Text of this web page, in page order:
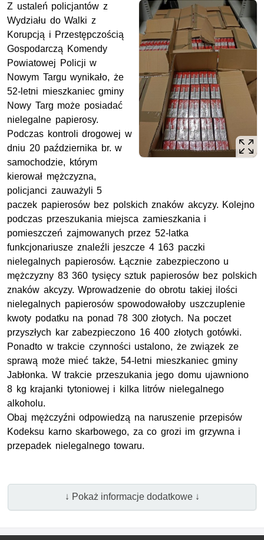
Z ustaleń policjantów z
Wydziału do Walki z
Korupcją i Przestępczością
Gospodarczą Komendy
Powiatowej Policji w
Nowym Targu wynikało, że
52-letni mieszkaniec gminy
Nowy Targ może posiadać
nielegalne papierosy.
Podczas kontroli drogowej w
dniu 20 października br. w
samochodzie, którym
kierował mężczyzna,
policjanci zauważyli 5
paczek papierosów bez polskich znaków akcyzy. Kolejno
podczas przeszukania miejsca zamieszkania i
pomieszczeń zajmowanych przez 52-latka
funkcjonariusze znaleźli jeszcze 4 163 paczki
nielegalnych papierosów. Łącznie zabezpieczono u
mężczyzny 83 360 tysięcy sztuk papierosów bez polskich
znaków akcyzy. Wprowadzenie do obrotu takiej ilości
nielegalnych papierosów spowodowałoby uszczuplenie
kwoty podatku na ponad 78 300 złotych. Na poczet
przyszłych kar zabezpieczono 16 400 złotych gotówki.
Ponadto w trakcie czynności ustalono, że związek ze
sprawą może mieć także, 54-letni mieszkaniec gminy
Jabłonka. W trakcie przeszukania jego domu ujawniono
8 kg krajanki tytoniowej i kilka litrów nielegalnego
alkoholu.
Obaj mężczyźni odpowiedzą na naruszenie przepisów
Kodeksu karno skarbowego, za co grozi im grzywna i
przepadek nielegalnego towaru.
↓ Pokaż informacje dodatkowe ↓